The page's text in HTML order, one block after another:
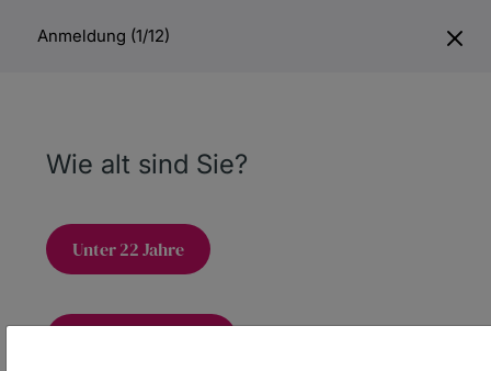
Anmeldung (1/12)
Wie alt sind Sie?
Unter 22 Jahre
Spendenkonto